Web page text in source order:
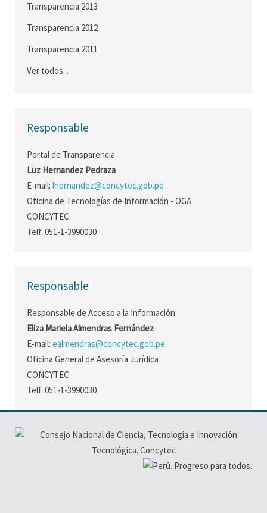
Transparencia 2013
Transparencia 2012
Transparencia 2011
Ver todos...
Responsable
Portal de Transparencia
Luz Hernandez Pedraza
E-mail: lhernandez@concytec.gob.pe
Oficina de Tecnologías de Información - OGA
CONCYTEC
Telf. 051-1-3990030
Responsable
Responsable de Acceso a la Información:
Eliza Mariela Almendras Fernández
E-mail: ealmendras@concytec.gob.pe
Oficina General de Asesoría Jurídica
CONCYTEC
Telf. 051-1-3990030